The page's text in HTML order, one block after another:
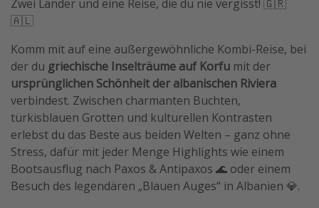
Travel Know How
Silvesterreisen
Last Minute Urlaub Mallorca
Last Minute Urlaub Deutschland
Zwei Länder und eine Reise, die du nie vergisst! 🇬🇷
🇦🇱
Komm mit auf eine außergewöhnliche Kombi-Reise, bei
der du griechische Inselträume auf Korfu mit der
ursprünglichen Schönheit der albanischen Riviera
verbindest. Zwischen charmanten Buchten,
türkisblauen Grotten und kulturellen Kontrasten
erlebst du das Beste aus beiden Welten – ganz ohne
Stress, dafür mit jeder Menge Highlights wie einem
Bootsausflug nach Paxos & Antipaxos 🌊 oder einem
Besuch des legendären „Blauen Auges“ in Albanien 💎.